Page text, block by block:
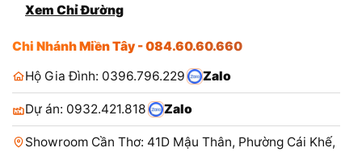
Xem Chỉ Đường
Chi Nhánh Miền Tây - 084.60.60.660
Hộ Gia Đình: 0396.796.229
Zalo
Dự án: 0932.421.818 Zalo
Showroom Cần Thơ: 41D Mậu Thân, Phường Cái Khế,